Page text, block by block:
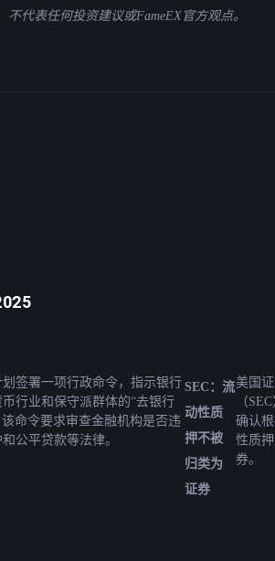
代表任何投资建议或FameEX官方观点。
签署一项行政命令，指示银行
行业和保守派群体的“去银行
该命令要求审查金融机构是否违
公平贷款等法律。
SEC：流
动性质
押不被
归类为
证券
美国
（
确认
性质
券。